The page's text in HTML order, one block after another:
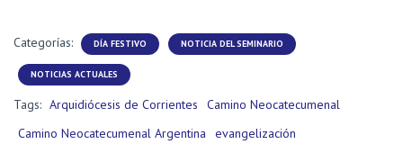
Categorías: DÍA FESTIVO NOTICIA DEL SEMINARIO
NOTICIAS ACTUALES
Tags: Arquidiócesis de Corrientes
Camino Neocatecumenal
Camino Neocatecumenal Argentina
evangelización